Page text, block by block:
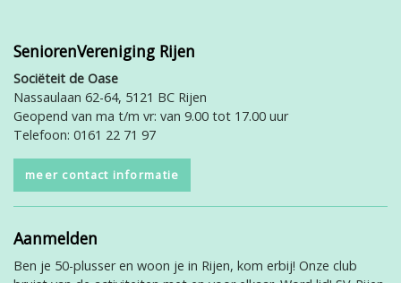
SeniorenVereniging Rijen
Sociëteit de Oase
Nassaulaan 62-64, 5121 BC Rijen
Geopend van ma t/m vr: van 9.00 tot 17.00 uur
Telefoon: 0161 22 71 97
meer contact informatie
Aanmelden
Ben je 50-plusser en woon je in Rijen, kom erbij! Onze club